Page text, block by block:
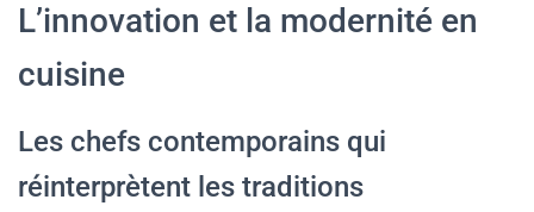
L’innovation et la modernité en
cuisine
Les chefs contemporains qui
réinterprètent les traditions